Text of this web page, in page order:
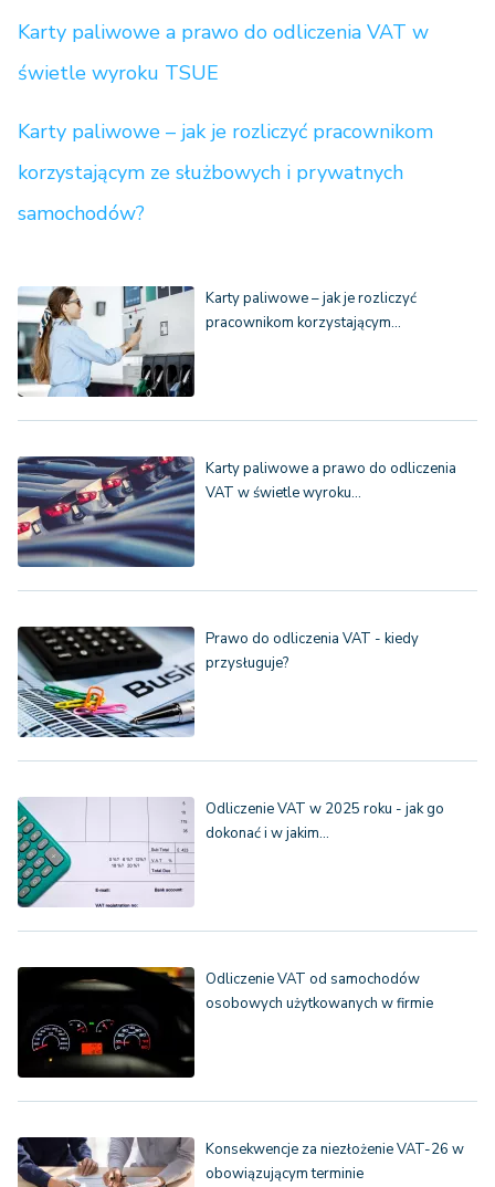
Karty paliwowe a prawo do odliczenia VAT w
świetle wyroku TSUE
Karty paliwowe – jak je rozliczyć pracownikom
korzystającym ze służbowych i prywatnych
samochodów?
Karty paliwowe – jak je rozliczyć
pracownikom korzystającym…
Karty paliwowe a prawo do odliczenia
VAT w świetle wyroku…
Prawo do odliczenia VAT - kiedy
przysługuje?
Odliczenie VAT w 2025 roku - jak go
dokonać i w jakim…
Odliczenie VAT od samochodów
osobowych użytkowanych w firmie
Konsekwencje za niezłożenie VAT-26 w
obowiązującym terminie